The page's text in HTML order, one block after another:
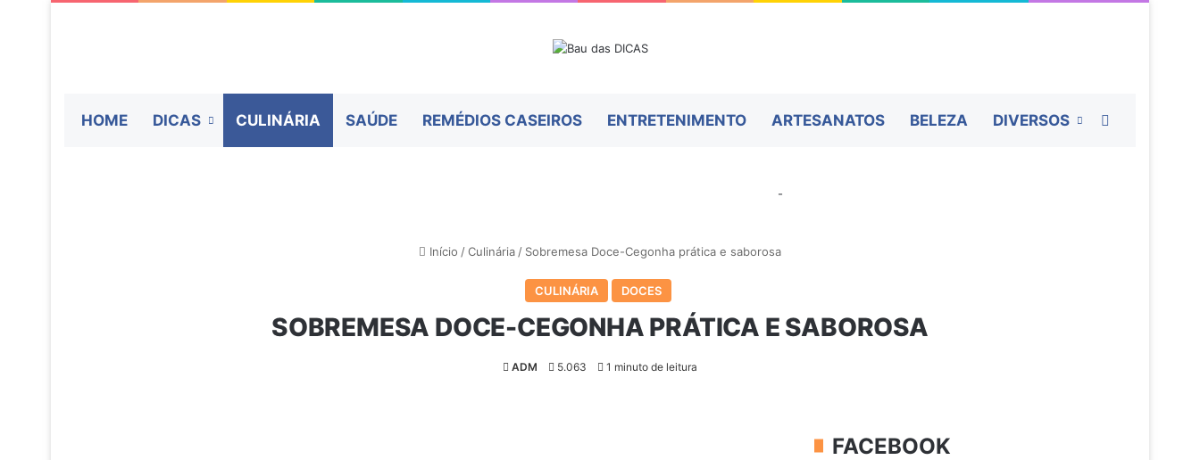
HOME DICAS CULINÁRIA SAÚDE REMÉDIOS CASEIROS ENTRETENIMENTO ARTESANATOS BELEZA DIVERSOS
-
Início /Culinária / Sobremesa Doce-Cegonha prática e saborosa
CULINÁRIA DOCES
SOBREMESA DOCE-CEGONHA PRÁTICA E SABOROSA
ADM 5.063 1 minuto de leitura
FACEBOOK